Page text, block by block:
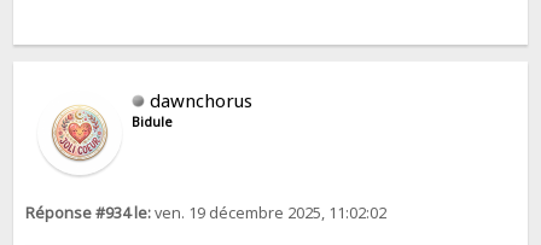
dawnchorus
Bidule
Réponse #934 le:ven. 19 décembre 2025, 11:02:02